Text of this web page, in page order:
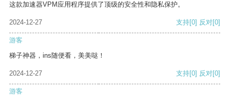
这款加速器VPM应用程序提供了顶级的安全性和隐私保护。
2024-12-27 支持[0] 反对[0]
游客
梯子神器，ins随便看，美美哒！
2024-12-27 支持[0] 反对[0]
游客